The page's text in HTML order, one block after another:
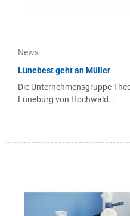
News
Lünebest geht an Müller
Die Unternehmensgruppe
Lüneburg von Hochwald...